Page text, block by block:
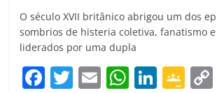
O século XVII britânico abrigou um dos
sombrios de histeria coletiva, fanatismo
liderados por uma dupla
F T E W Li G